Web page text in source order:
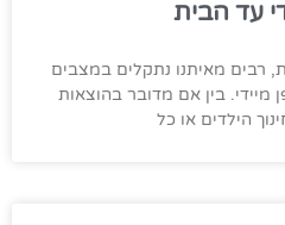
עד הבית
רבים מאיתנו נתקלים במצבים
מיידי. בין אם מדובר בהוצאות
הילדים או כל